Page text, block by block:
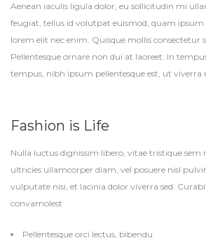
Aenean iaculis ligula dolor, eu sollicitudin mi
feugiat, tellus id volutpat euismod, quam
lorem elit nec enim. Quisque mollis consectetur
Pellentesque ornare non dui at laoreet. In
tempus, nibh ipsum pellentesque est, ut viverra
Fashion is Life
Nulla luctus dignissim libero, vitae tristique sem
ultricies ullamcorper diam, vel posuere nisl
vulputate nisi, et lacinia dolor viverra sed.
convamolest
Pellentesque orci lectus, bibendu